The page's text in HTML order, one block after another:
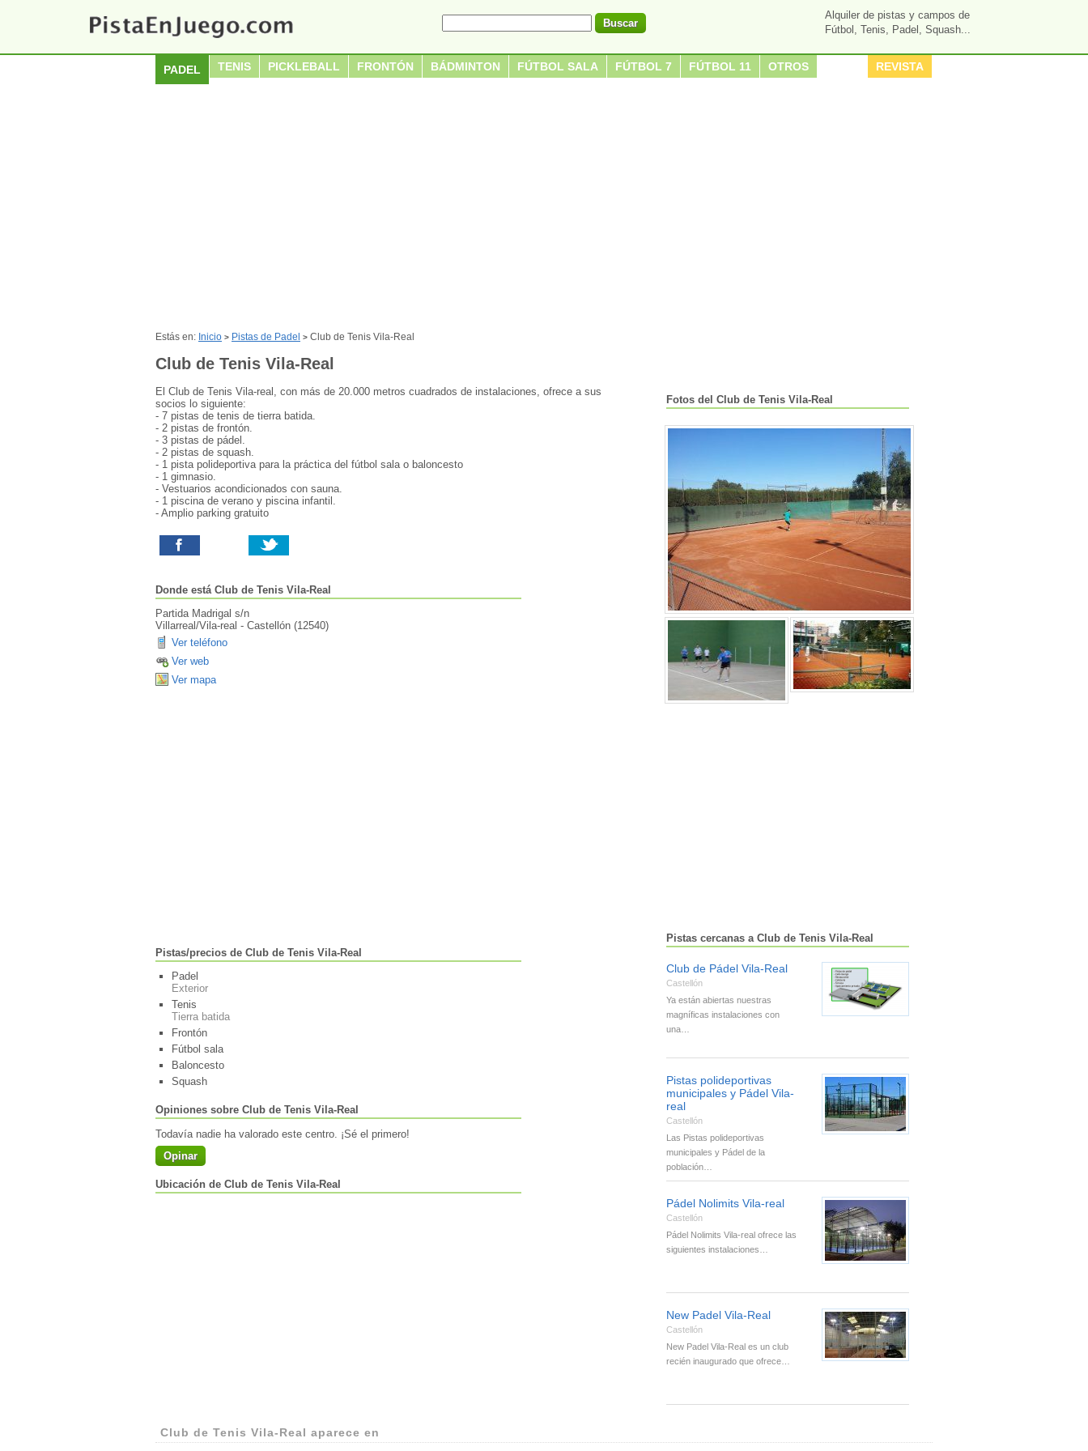
Alquiler de pistas y campos de
Fútbol, Tenis, Padel, Squash...
PADEL TENIS PICKLEBALL FRONTÓN BÁDMINTON FÚTBOL SALA FÚTBOL 7 FÚTBOL 11 OTROS REVISTA
Estás en: Inicio > Pistas de Padel > Club de Tenis Vila-Real
Club de Tenis Vila-Real
El Club de Tenis Vila-real, con más de 20.000 metros cuadrados de instalaciones, ofrece a sus
socios lo siguiente:
- 7 pistas de tenis de tierra batida.
- 2 pistas de frontón.
- 3 pistas de pádel.
- 2 pistas de squash.
- 1 pista polideportiva para la práctica del fútbol sala o baloncesto
- 1 gimnasio.
- Vestuarios acondicionados con sauna.
- 1 piscina de verano y piscina infantil.
- Amplio parking gratuito
Donde está Club de Tenis Vila-Real
Partida Madrigal s/n
Villarreal/Vila-real - Castellón (12540)
Ver teléfono
Ver web
Ver mapa
Pistas/precios de Club de Tenis Vila-Real
Padel
Exterior
Tenis
Tierra batida
Frontón
Fútbol sala
Baloncesto
Squash
Opiniones sobre Club de Tenis Vila-Real
Todavía nadie ha valorado este centro. ¡Sé el primero!
Opinar
Ubicación de Club de Tenis Vila-Real
Fotos del Club de Tenis Vila-Real
Pistas cercanas a Club de Tenis Vila-Real
Club de Pádel Vila-Real
Castellón
Ya están abiertas nuestras
magníficas instalaciones con
una…
Pistas polideportivas
municipales y Pádel Vila-
real
Castellón
Las Pistas polideportivas
municipales y Pádel de la
población…
Pádel Nolimits Vila-real
Castellón
Pádel Nolimits Vila-real ofrece las
siguientes instalaciones…
New Padel Vila-Real
Castellón
New Padel Vila-Real es un club
recién inaugurado que ofrece…
Club de Tenis Vila-Real aparece en